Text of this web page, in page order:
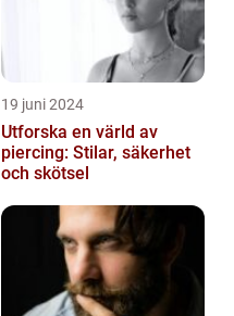
19 juni 2024
Utforska en värld av
piercing: Stilar, säkerhet
och skötsel